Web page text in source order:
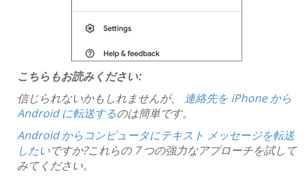
こちらもお読みください:
信じられないかもしれませんが、 連絡先を iPhone から
Android に転送するのは簡単です。
Android からコンピュータにテキスト メッセージを転送
したいですか?これらの 7 つの強力なアプローチを試して
みてください。